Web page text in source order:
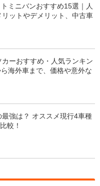
ミニバンおすすめ15選｜人
ットやデメリット、中古車
カーおすすめ・人気ランキン
海外車まで、価格や意外な
最強は？ オススメ現行4車種
較！